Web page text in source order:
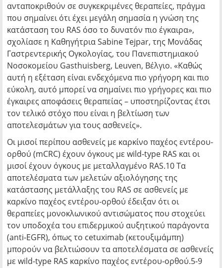
ανταποκριθούν σε συγκεκριμένες θεραπείες, πράγμα
που σημαίνει ότι έχει μεγάλη σημασία η γνώση της
κατάσταση του RAS όσο το δυνατόν πιο έγκαιρα»,
σχολίασε η Καθηγήτρια Sabine Tejpar, της Μονάδας
Γαστρεντερικής Ογκολογίας, του Πανεπιστημιακού
Νοσοκομείου Gasthuisberg, Leuven, Βέλγιο. «Καθώς
αυτή η εξέταση είναι ενδεχόμενα πιο γρήγορη και πιο
εύκολη, αυτό μπορεί να σημαίνει πιο γρήγορες και πιο
έγκαιρες αποφάσεις θεραπείας – υποστηρίζοντας έτσι
τον τελικό στόχο που είναι η βελτίωση των
αποτελεσμάτων για τους ασθενείς».
Οι μισοί περίπου ασθενείς με καρκίνο παχέος εντέρου-
ορθού (mCRC) έχουν όγκους με wild-type RAS και οι
μισοί έχουν όγκους με μεταλλαγμένο RAS.10 Τα
αποτελέσματα των μελετών αξιολόγησης της
κατάστασης μετάλλαξης του RAS σε ασθενείς με
καρκίνο παχέος εντέρου-ορθού έδειξαν ότι οι
θεραπείες μονοκλωνικού αντισώματος που στοχεύει
τον υποδοχέα του επιδερμικού αυξητικού παράγοντα
(anti-EGFR), όπως το cetuximab (κετουξιμάμπη)
μπορούν να βελτιώσουν τα αποτελέσματα σε ασθενείς
με wild-type RAS καρκίνο παχέος εντέρου-ορθού.5-9